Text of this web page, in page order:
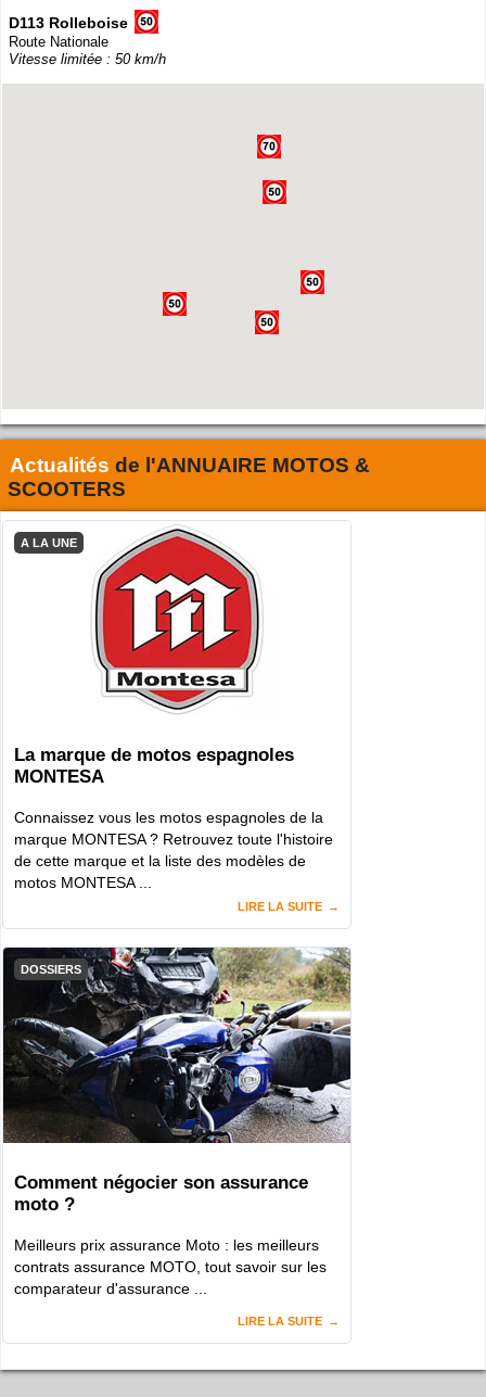
D113 Rolleboise
Route Nationale
Vitesse limitée : 50 km/h
Actualités de l'ANNUAIRE MOTOS &
SCOOTERS
A LA UNE
La marque de motos espagnoles
MONTESA
Connaissez vous les motos espagnoles de la
marque MONTESA ? Retrouvez toute l'histoire
de cette marque et la liste des modèles de
motos MONTESA ...
LIRE LA SUITE
DOSSIERS
Comment négocier son assurance
moto ?
Meilleurs prix assurance Moto : les meilleurs
contrats assurance MOTO, tout savoir sur les
comparateur d'assurance ...
LIRE LA SUITE